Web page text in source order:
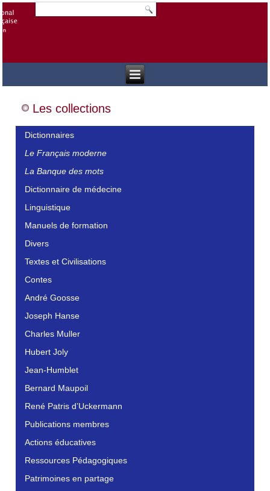
Les collections
Dictionnaires
Le Français moderne
La Banque des mots
Dictionnaire de médecine
Linguistique
Manuels de formation
Divers
Textes et Civilisations
Contes
André Goosse
Joseph Hanse
Charles Muller
Hubert Joly
Jean-Humblet
Bernard Maupoil
René Patris d’Uckermann
Publications membres
Actions éducatives
Ressources Pédagogiques
Patrimoines en partage